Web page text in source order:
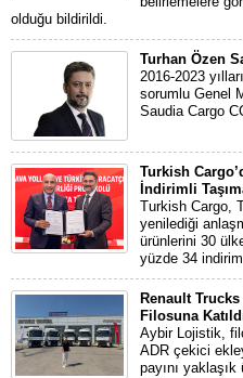
olduğu bildirildi.
Turhan Özen
2016-2023
sorumlu Genel
Saudia Cargo
Turkish
İndirimli
Turkish Cargo,
yenilediği
ürünlerini 30
yüzde 34
Renault
Filosuna
Aybir Lojistik,
ADR çekici
payını